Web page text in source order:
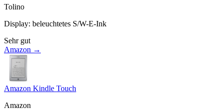
Tolino
Display: beleuchtetes S/W-E-Ink
Sehr gut
Amazon →
Amazon Kindle Touch
Amazon